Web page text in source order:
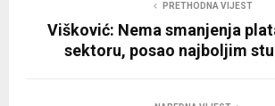
PRETHODNA VIJEST
Višković: Nema smanjenja
sektoru, posao najboljim